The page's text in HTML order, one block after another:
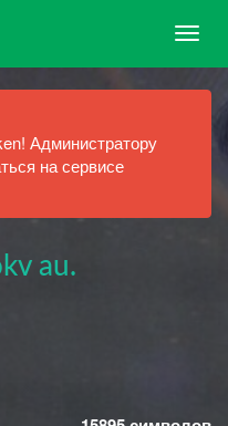
Администратору
на сервисе
au.